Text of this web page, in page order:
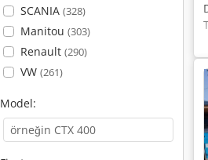
SCANIA (328)
Manitou (303)
Renault (290)
VW (261)
Model: